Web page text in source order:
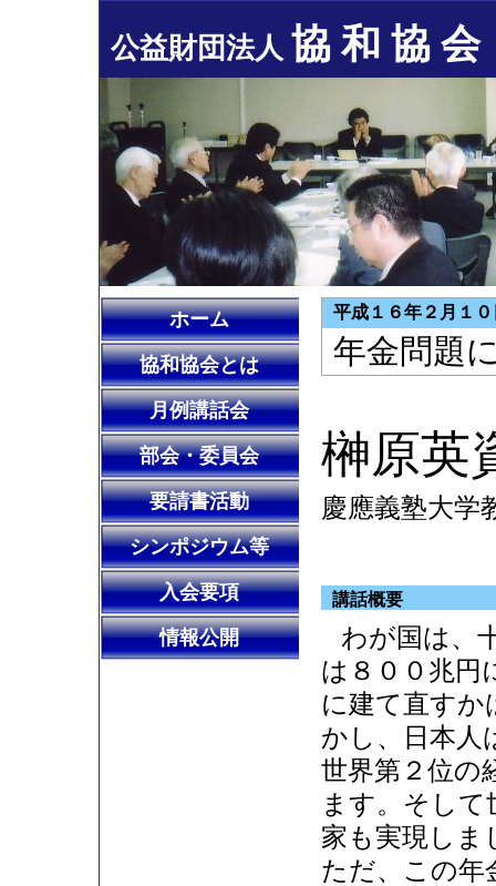
公益財団法人 協 和 協 会
ホーム
協和協会とは
月例講話会
部会・委員会
要請書活動
シンポジウム等
入会要項
情報公開
平成１６年２月１
年金問題
榊原英
慶應義塾大学
講話概要
わが国は、
は８００兆円
に建て直すか
かし、日本人
世界第２位の
ます。そして
家も実現しま
ただ、この年